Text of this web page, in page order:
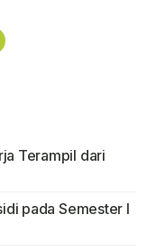
Terampil dari
pada Semester I